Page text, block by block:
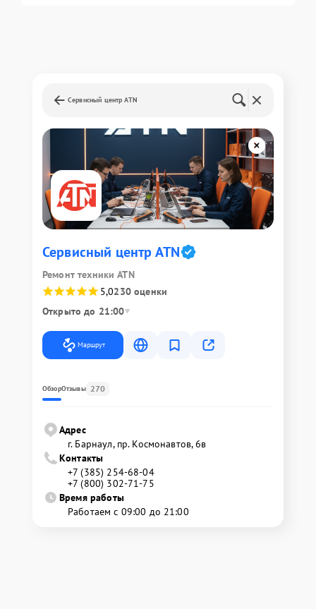
Сервисный центр ATN
Сервисный центр ATN
Ремонт техники ATN
5,0230 оценки
Открыто до 21:00
Маршрут
ОбзорОтзывы 270
Адрес
г. Барнаул, ​пр. Космонавтов, 6в
Контакты
+7 (385) 254-68-04
+7 (800) 302-71-75
Время работы
Работаем с 09:00 до 21:00